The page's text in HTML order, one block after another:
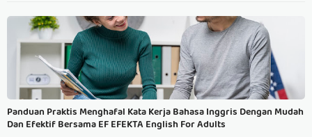
Panduan Praktis Menghafal Kata Kerja Bahasa Inggris Dengan Mudah
Dan Efektif Bersama EF EFEKTA English For Adults